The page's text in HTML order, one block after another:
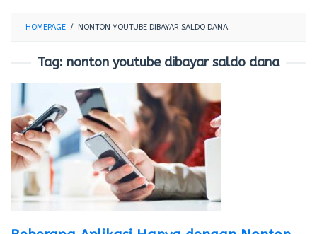
HOMEPAGE / NONTON YOUTUBE DIBAYAR SALDO DANA
Tag: nonton youtube dibayar saldo dana